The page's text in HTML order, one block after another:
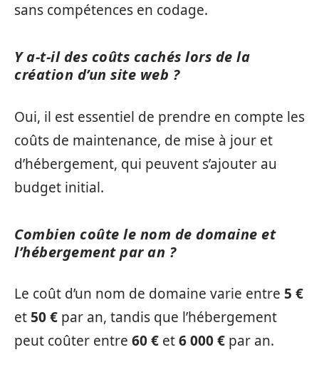
sans compétences en codage.
Y a-t-il des coûts cachés lors de la
création d’un site web ?
Oui, il est essentiel de prendre en compte les
coûts de maintenance, de mise à jour et
d’hébergement, qui peuvent s’ajouter au
budget initial.
Combien coûte le nom de domaine et
l’hébergement par an ?
Le coût d’un nom de domaine varie entre 5 €
et 50 € par an, tandis que l’hébergement
peut coûter entre 60 € et6 000 € par an.